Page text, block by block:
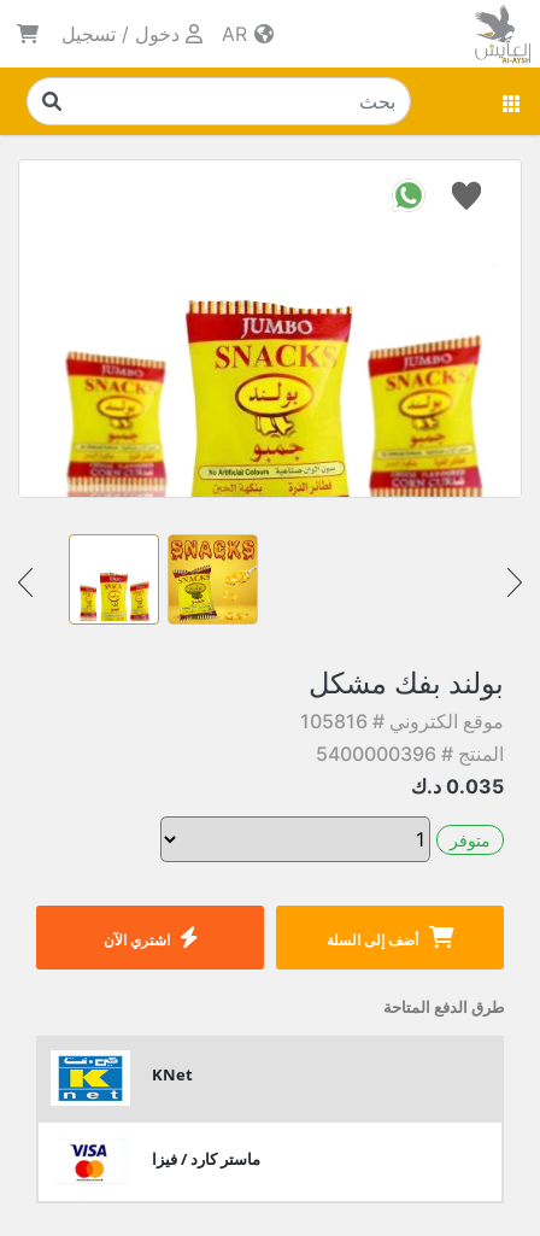
دخول / تسجيل
بولند بفك مشكل
موقع الكتروني # 105816
المنتج # 5400000396
0.035 د.ك
متوفر
أضف إلى السلة اشتري الآن
طرق الدفع المتاحة
KNet
ماستر كارد / فيزا